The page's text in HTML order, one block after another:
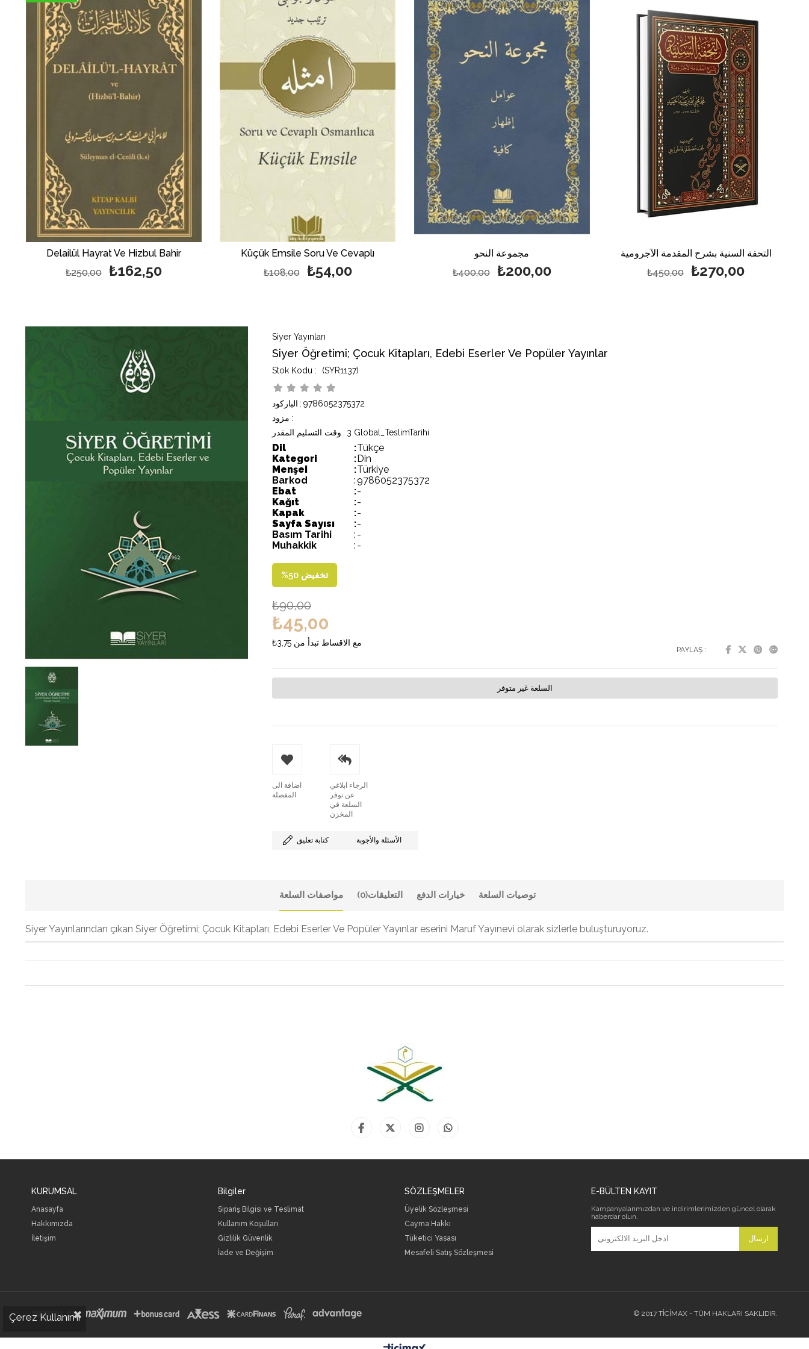
Delailül Hayrat Ve Hizbul Bahir
₺162,50
₺250,00
Küçük Emsile Soru Ve Cevaplı
₺54,00
₺108,00
مجموعة النحو
₺200,00
₺400,00
التحفة السنية بشرح المقدمة الآجرومية
₺270,00
₺450,00
Siyer Yayınları
Siyer Öğretimi; Çocuk Kitapları, Edebi Eserler Ve Popüler Yayınlar
(SYR1137)
الباركود : 9786052375372
مزود :
وقت التسليم المقدر : 3 Global_TeslimTarihi
Dil :Tükçe
Kategori
:Din
Menşei
:Türkiye
Barkod
:9786052375372
Ebat
:-
Kağıt
:-
Kapak
:-
Sayfa Sayısı
:-
Basım Tarihi
: -
Muhakkik
: -
%50 تخفيض
₺90,00
₺45,00
₺3,75 مع الاقساط تبدأ من
PAYLAŞ :
السلعة غير متوفر
اضافة الى
المفضلة
الرجاء ابلاغي
عن توفر
السلعة في
المخزن
كتابة تعليق الأسئلة والأجوبة
مواصفات السلعة التعليقات(0) خيارات الدفع توصيات السلعة
Siyer Yayınlarından çıkan Siyer Öğretimi; Çocuk Kitapları, Edebi Eserler Ve Popüler Yayınlar eserini Maruf Yayınevi olarak sizlerle buluşturuyoruz.
KURUMSAL
Anasayfa
Hakkımızda
İletişim
Bilgiler
Sipariş Bilgisi ve Teslimat
Kullanım Koşulları
Gizlilik Güvenlik
İade ve Değişim
SÖZLEŞMELER
Üyelik Sözleşmesi
Cayma Hakkı
Tüketici Yasası
Mesafeli Satış Sözleşmesi
E-BÜLTEN KAYIT
Kampanyalarımızdan ve indirimlerimizden güncel olarak
haberdar olun.
ارسال
© 2017 TİCİMAX - TÜM HAKLARI SAKLIDIR.
Çerez Kullanımı